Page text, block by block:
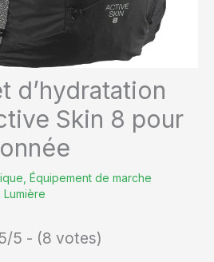
d’hydratation
Skin 8 pour
Équipement de marche
5 - (8 votes)